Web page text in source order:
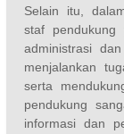
Selain itu,
staf pendukung
administrasi
menjalankan
serta
pendukung
informasi dan